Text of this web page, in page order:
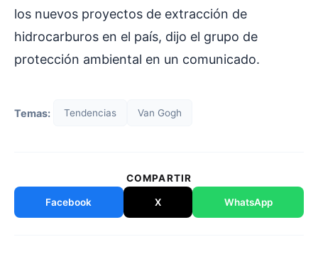
los nuevos proyectos de extracción de
hidrocarburos en el país, dijo el grupo de
protección ambiental en un comunicado.
Temas: Tendencias Van Gogh
COMPARTIR
Facebook X WhatsApp